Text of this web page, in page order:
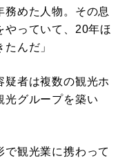
務めた人物。その息
やっていて、20年ほ
んだ」
者は複数の観光ホ
光グループを築い
で観光業に携わって